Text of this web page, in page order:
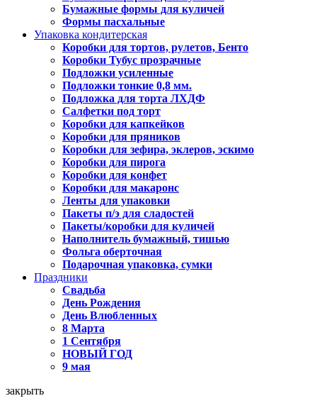
Бумажные формы для куличей
Формы пасхальные
Упаковка кондитерская
Коробки для тортов, рулетов, Бенто
Коробки Тубус прозрачные
Подложки усиленные
Подложки тонкие 0,8 мм.
Подложка для торта ЛХДФ
Салфетки под торт
Коробки для капкейков
Коробки для пряников
Коробки для зефира, эклеров, эскимо
Коробки для пирога
Коробки для конфет
Коробки для макаронс
Ленты для упаковки
Пакеты п/э для сладостей
Пакеты/коробки для куличей
Наполнитель бумажный, тишью
Фольга оберточная
Подарочная упаковка, сумки
Праздники
Свадьба
День Рождения
День Влюбленных
8 Марта
1 Сентября
НОВЫЙ ГОД
9 мая
закрыть